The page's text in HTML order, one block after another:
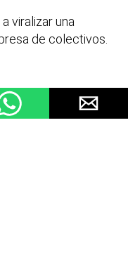
viralizar una
de colectivos.